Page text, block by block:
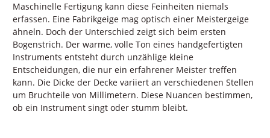
Maschinelle Fertigung kann diese Feinheiten niemals
erfassen. Eine Fabrikgeige mag optisch einer Meistergeige
ähneln. Doch der Unterschied zeigt sich beim ersten
Bogenstrich. Der warme, volle Ton eines handgefertigten
Instruments entsteht durch unzählige kleine
Entscheidungen, die nur ein erfahrener Meister treffen
kann. Die Dicke der Decke variiert an verschiedenen Stellen
um Bruchteile von Millimetern. Diese Nuancen bestimmen,
ob ein Instrument singt oder stumm bleibt.